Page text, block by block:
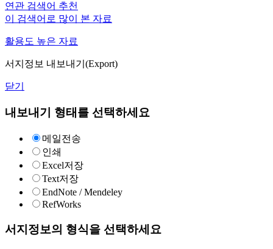
연관 검색어 추천
이 검색어로 많이 본 자료
활용도 높은 자료
서지정보 내보내기(Export)
닫기
내보내기 형태를 선택하세요
메일전송
인쇄
Excel저장
Text저장
EndNote / Mendeley
RefWorks
서지정보의 형식을 선택하세요